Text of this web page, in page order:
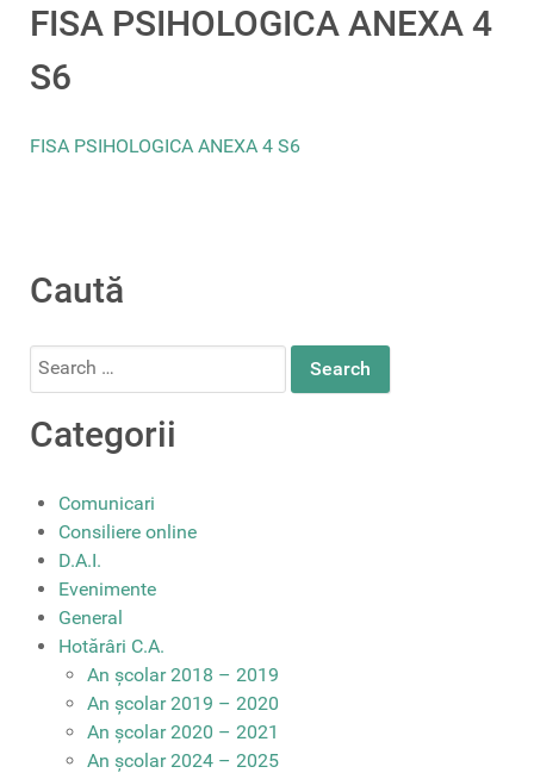
FISA PSIHOLOGICA ANEXA 4
S6
FISA PSIHOLOGICA ANEXA 4 S6
Caută
Search
Categorii
Comunicari
Consiliere online
D.A.I.
Evenimente
General
Hotărâri C.A.
An școlar 2018 – 2019
An școlar 2019 – 2020
An școlar 2020 – 2021
An școlar 2024 – 2025